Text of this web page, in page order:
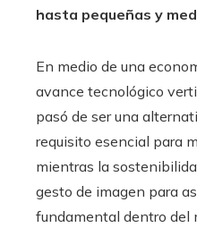
hasta pequeñas y
En medio de una
avance tecnológico
pasó de ser una
requisito esencial para
mientras la
gesto de imagen para
fundamental dentro del